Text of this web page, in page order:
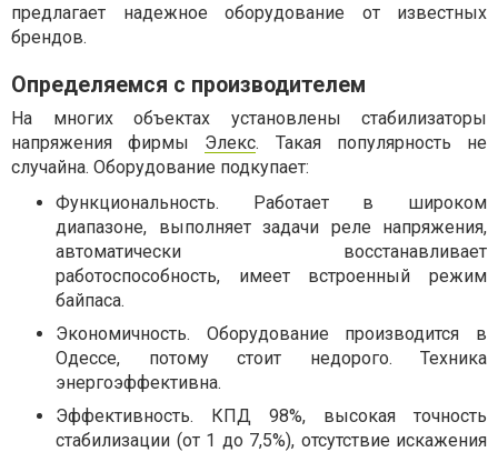
предлагает надежное оборудование от известных
брендов.
Определяемся с производителем
На многих объектах установлены стабилизаторы
напряжения фирмы Элекс. Такая популярность не
случайна. Оборудование подкупает:
Функциональность. Работает в широком
диапазоне, выполняет задачи реле напряжения,
автоматически восстанавливает
работоспособность, имеет встроенный режим
байпаса.
Экономичность. Оборудование производится в
Одессе, потому стоит недорого. Техника
энергоэффективна.
Эффективность. КПД 98%, высокая точность
стабилизации (от 1 до 7,5%), отсутствие искажения